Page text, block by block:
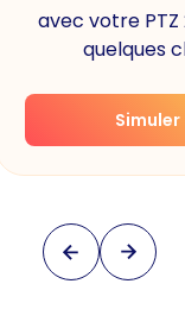
avec votre PTZ
quelques
Simuler